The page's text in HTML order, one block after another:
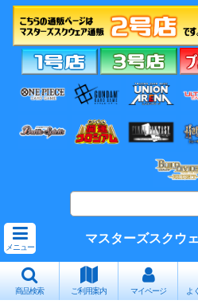
メニュー
マスターズスクウ
商品検索 ご利用案内 マイページ よ